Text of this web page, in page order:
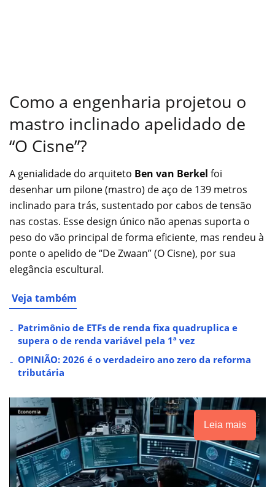
Como a engenharia projetou o
mastro inclinado apelidado de
“O Cisne”?
A genialidade do arquiteto Ben van Berkel foi
desenhar um pilone (mastro) de aço de 139 metros
inclinado para trás, sustentado por cabos de tensão
nas costas. Esse design único não apenas suporta o
peso do vão principal de forma eficiente, mas rendeu à
ponte o apelido de “De Zwaan” (O Cisne), por sua
elegância escultural.
Veja também
Patrimônio de ETFs de renda fixa quadruplica e
supera o de renda variável pela 1ª vez
OPINIÃO: 2026 é o verdadeiro ano zero da reforma
tributária
Leia mais